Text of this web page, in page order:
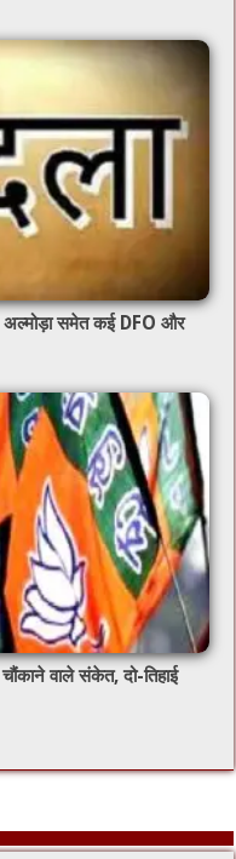
अल्मोड़ा समेत कई DFO और
वाले संकेत, दो-तिहाई